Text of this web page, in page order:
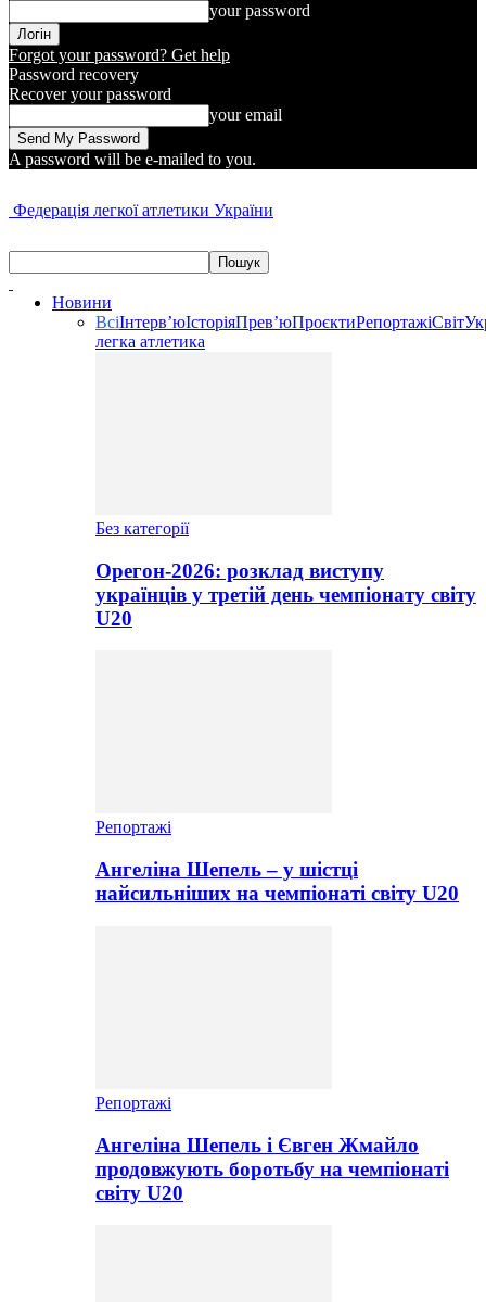
your password
Forgot your password? Get help
Password recovery
Recover your password
your email
A password will be e-mailed to you.
Федерація легкої атлетики України
Новини
ВсіІнтерв’юІсторіяПрев’юПроєктиРепортажіСвіт
легка атлетика
Без категорії
Орегон-2026: розклад виступу
українців у третій день чемпіонату світу
U20
Репортажі
Ангеліна Шепель – у шістці
найсильніших на чемпіонаті світу U20
Репортажі
Ангеліна Шепель і Євген Жмайло
продовжують боротьбу на чемпіонаті
світу U20